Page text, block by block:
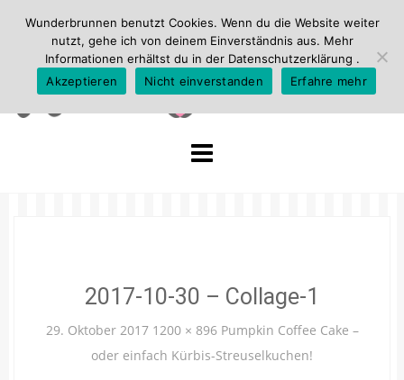
2017-10-30 – Collage-1
29. Oktober 2017 1200 × 896 Pumpkin Coffee Cake –
oder einfach Kürbis-Streuselkuchen!
Wunderbrunnen benutzt Cookies. Wenn du die Website weiter
nutzt, gehe ich von deinem Einverständnis aus. Mehr
Informationen erhältst du in der Datenschutzerklärung .
Akzeptieren
Nicht einverstanden Erfahre mehr